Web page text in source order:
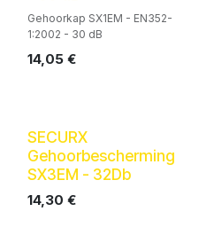
Gehoorkap SX1EM - EN352-
1:2002 - 30 dB
14,05€
SECURX
Gehoorbescherming
SX3EM - 32Db
14,30 €